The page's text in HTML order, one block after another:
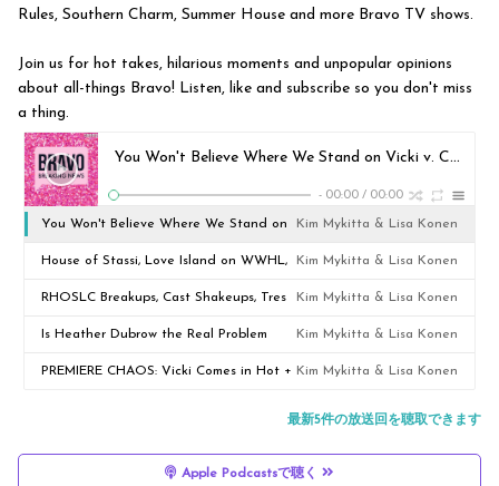
Rules, Southern Charm, Summer House and more Bravo TV shows.
Join us for hot takes, hilarious moments and unpopular opinions
about all-things Bravo! Listen, like and subscribe so you don't miss
a thing.
You Won't Believe Where We Stand on Vicki v. Carmella! Real Housewives of Orange County S20 E5 Recap
- 00:00 / 00:00
You Won't Believe Where We Stand on
Vicki v. Carmella! Real Housewives of
Orange County S20 E5 Recap
Kim Mykitta & Lisa Konen
House of Stassi, Love Island on WWHL,
RHOC S20 Truths! Real Housewives of
Orange County E4 Recap
Kim Mykitta & Lisa Konen
RHOSLC Breakups, Cast Shakeups, Tres
Amigas Makeups! Real Housewives of
Orange County S20 E3 Recap
Kim Mykitta & Lisa Konen
Is Heather Dubrow the Real Problem
Here? Real Housewives of Orange
Kim Mykitta & Lisa Konen
PREMIERE CHAOS: Vicki Comes in Hot + Kim Mykitta & Lisa Konen
最新5件の放送回を聴取できます
Apple Podcastsで聴く